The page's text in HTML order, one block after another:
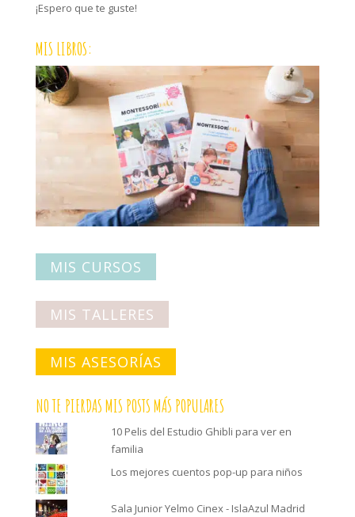
¡Espero que te guste!
MIS LIBROS:
MIS CURSOS
MIS TALLERES
MIS ASESORÍAS
NO TE PIERDAS MIS POSTS MÁS POPULARES
10 Pelis del Estudio Ghibli para ver en
familia
Los mejores cuentos pop-up para niños
Sala Junior Yelmo Cinex - IslaAzul Madrid